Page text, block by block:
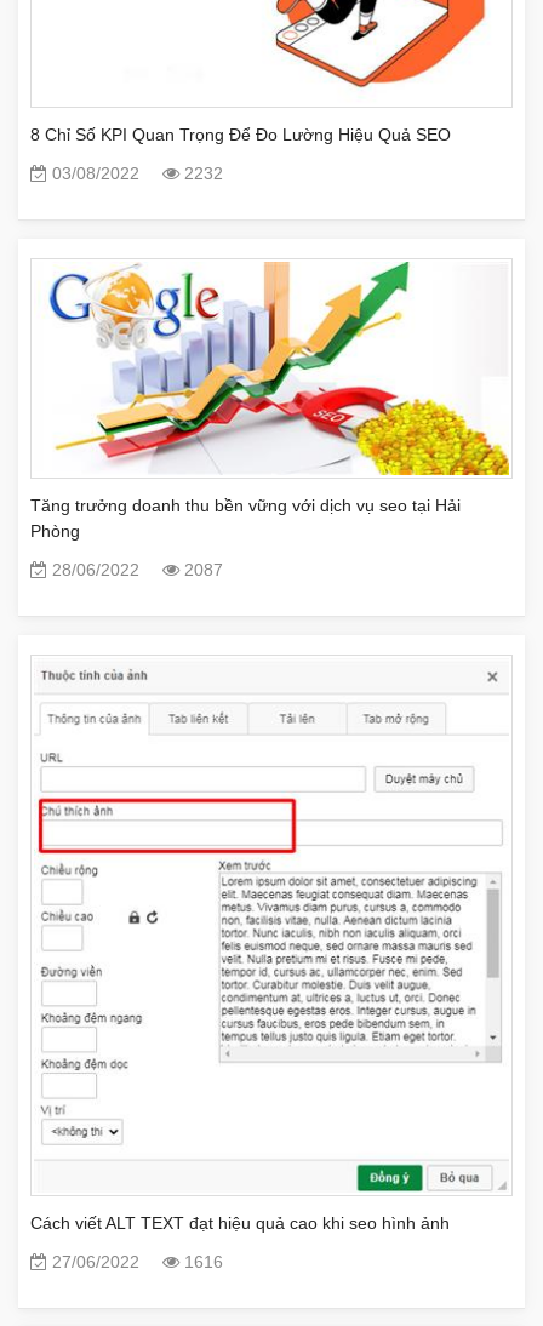
8 Chỉ Số KPI Quan Trọng Để Đo Lường Hiệu Quả SEO
03/08/2022
2232
Tăng trưởng doanh thu bền vững với dịch vụ seo tại Hải
Phòng
28/06/2022
2087
Cách viết ALT TEXT đạt hiệu quả cao khi seo hình ảnh
27/06/2022
1616